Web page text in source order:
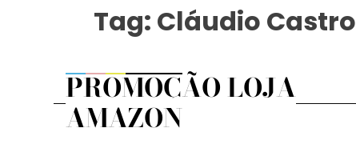
Tag: Cláudio Castro
PROMOÇÃO LOJA
AMAZON